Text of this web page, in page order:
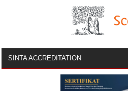
SINTA ACCREDITATION